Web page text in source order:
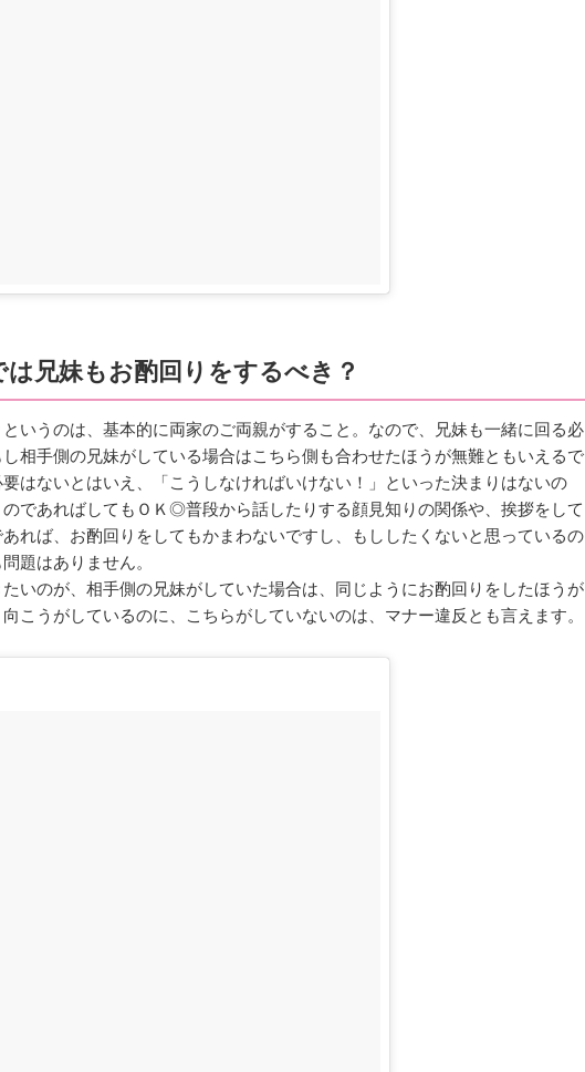
は兄妹もお酌回りをするべき？
いうのは、基本的に両家のご両親がすること。なので、兄妹も一緒に回る必
相手側の兄妹がしている場合はこちら側も合わせたほうが無難ともいえるで
はないとはいえ、「こうしなければいけない！」といった決まりはないの
であればしてもＯＫ◎普段から話したりする顔見知りの関係や、挨拶をして
れば、お酌回りをしてもかまわないですし、もししたくないと思っているの
題はありません。
いのが、相手側の兄妹がしていた場合は、同じようにお酌回りをしたほうが
こうがしているのに、こちらがしていないのは、マナー違反とも言えます。